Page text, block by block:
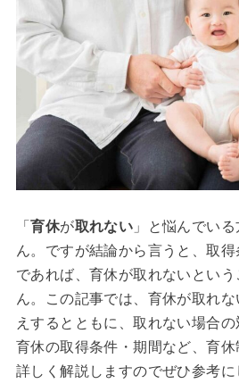
「育休が取れない 」と悩んでい
ん。ですが結論から言うと、取
であれば、育休が取れないとい
ん。この記事では、育休が取れ
えするとともに、取れない場合の
育休の取得条件・期間など、育
詳しく解説しますのでぜひ参考に